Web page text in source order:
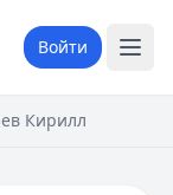
Войти
Кирилл